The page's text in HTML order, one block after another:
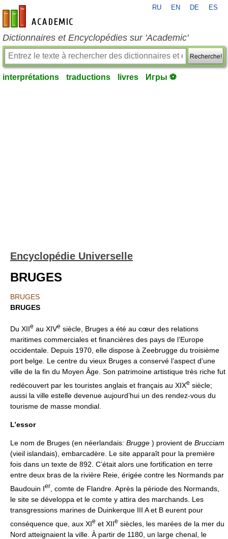
fr-academic.com
RU EN DE ES
Dictionnaires et Encyclopédies sur 'Academic'
Recherche!
interprétations traductions livres Игры ⚽
Encyclopédie Universelle
BRUGES
BRUGES
BRUGES
Du XIIe au XIVe siècle, Bruges a été au cœur des relations
maritimes commerciales et financières des pays de l’Europe
occidentale. Depuis 1970, elle dispose à Zeebrugge du troisième
port belge. Le centre du vieux Bruges a conservé l’aspect d’une
ville de la fin du Moyen Âge. Son patrimoine artistique très riche fut
redécouvert par les touristes anglais et français au XIXe siècle;
aussi la ville estelle devenue aujourd’hui un des rendez-vous du
tourisme de masse mondial.
L’essor
Le nom de Bruges (en néerlandais: Brugge ) provient de Brucciam
(vieil islandais), embarcadère. Le site apparaît pour la première
fois dans un texte de 892. C’était alors une fortification en terre
entre deux bras de la rivière Reie, érigée contre les Normands par
Baudouin Ier
, comte de Flandre. Après la période des Normands,
le site se développa et le comte y attira des marchands. Les
transgressions marines de Duinkerque III A et B eurent pour
conséquence que, aux XIe et XIIe siècles, les marées de la mer du
Nord atteignaient la ville. À partir de 1180, un large chenal, le